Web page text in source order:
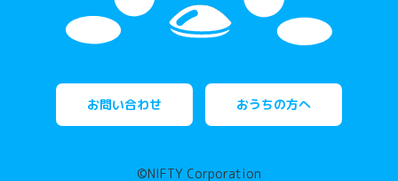
お問い合わせ おうちの方へ
©NIFTY Corporation